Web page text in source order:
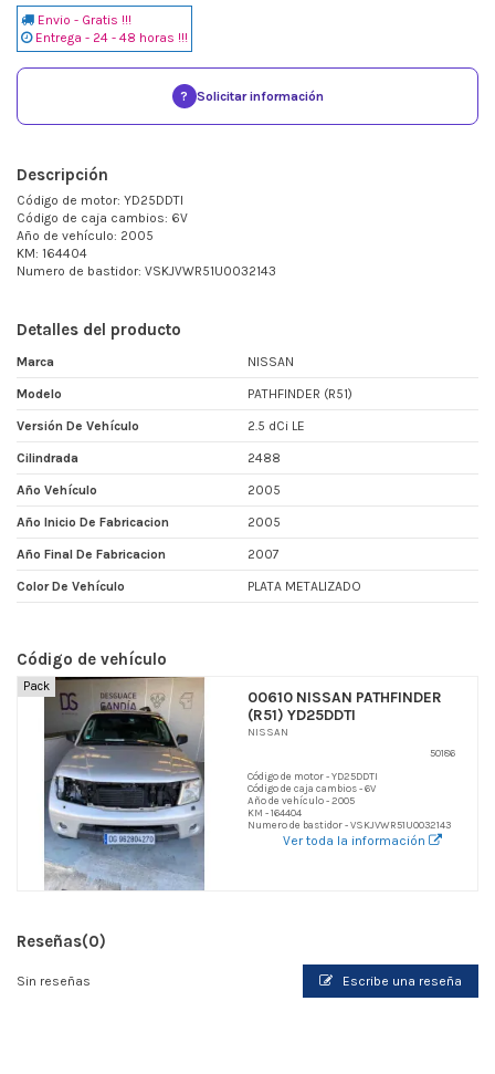
Envio - Gratis !!!
Entrega - 24 - 48 horas !!!
? Solicitar información
Descripción
Código de motor: YD25DDTI
Código de caja cambios: 6V
Año de vehículo: 2005
KM: 164404
Numero de bastidor: VSKJVWR51U0032143
Detalles del producto
Marca NISSAN
Modelo PATHFINDER (R51)
Versión De Vehículo 2.5 dCi LE
Cilindrada 2488
Año Vehículo 2005
Año Inicio De Fabricacion 2005
Año Final De Fabricacion 2007
Color De Vehículo PLATA METALIZADO
Código de vehículo
Pack
00610 NISSAN PATHFINDER
(R51) YD25DDTI
NISSAN
50186
Código de motor - YD25DDTI
Código de caja cambios - 6V
Año de vehículo - 2005
KM - 164404
Numero de bastidor - VSKJVWR51U0032143
Ver toda la información
Reseñas(0)
Sin reseñas Escribe una reseña